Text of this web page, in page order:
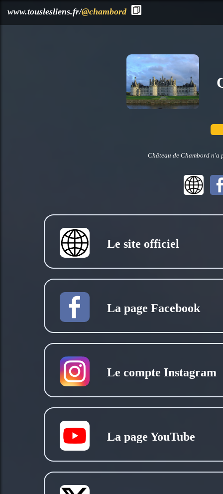
www.touslesliens.fr/@chambord
Château de Chambord n'a
Le site officiel
La page Facebook
Le compte Instagram
La page YouTube